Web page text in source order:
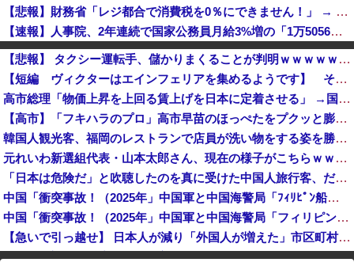
【悲報】財務省「レジ都合で消費税を0％にできません！」 → X民「指定ゴミ袋を買ってレシート見たら消費税はゼロになるんだけど？」ｗｗｗｗｗｗｗｗ...
【速報】人事院、2年連続で国家公務員月給3%増の「1万5056円」引き上げ勧告 2年で6%超え
【悲報】日本の盆踊りがオワコンになった『原因』、ついに判明する・・・・・
【平和宣言を非難】ロシア外務省報道官「広島市長は『偽りの呪文』繰り返している」
人気女性配信者さん、全財産がバレる → 金額がヤバすぎるｗｗｗｗｗｗ
【悲報】 タクシー運転手、儲かりまくることが判明ｗｗｗｗｗｗｗｗ
【短編 ヴィクターはエインフェリアを集めるようです】 その７８
高市総理「物価上昇を上回る賃上げを日本に定着させる」 →国家公務員月給3.51％増へ 人事院の勧告を受け
【高市】「フキハラのプロ」高市早苗のほっぺたをプクッと膨らませて不貞腐れた顔がこれ
韓国人観光客、福岡のレストランで店員が洗い物をする姿を勝手に撮影するばかりか、日本は不潔な国みたいにSNSで拡散！
元れいわ新選組代表・山本太郎さん、現在の様子がこちらｗｗｗｗｗ
「日本は危険だ」と吹聴したのを真に受けた中国人旅行客、だが代替旅行先が日本ほど安全ではなかった結果……
中国「衝突事故！（2025年」中国軍と中国海警局「ﾌｨﾘﾋﾟﾝ船の追跡中に衝突！（8/11」中国「2人死亡」中国政府「1年間隠蔽」日本「隠蔽された事実報道！（2026年」→
中国「衝突事故！（2025年」中国軍と中国海警局「フィリピン船の追跡中に衝突！（8/11」中国「2人死亡」中国政府「1年間隠蔽」日本「隠蔽された事実報道！（2026年」→
【急いで引っ越せ】 日本人が減り「外国人が増えた」市区町村ランキングキタ━━!
韓国人の対日好感度が過去最高に、「ノージャパン」は終わった？＝ネット「中国より100倍いい」